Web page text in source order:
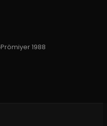
Prömiyer1988